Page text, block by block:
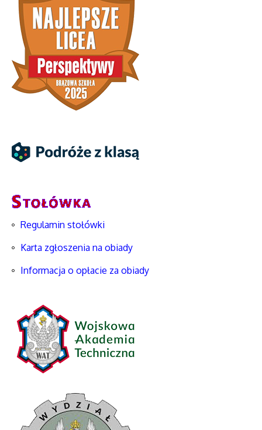
Regulamin stołówki
Karta zgłoszenia na obiady
Informacja o opłacie za obiady